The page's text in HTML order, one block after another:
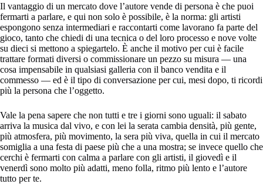
Il vantaggio di un mercato dove l’autore vende di persona è che puoi
fermarti a parlare, e qui non solo è possibile, è la norma: gli artisti
espongono senza intermediari e raccontarti come lavorano fa parte del
gioco, tanto che chiedi di una tecnica o del loro processo e nove volte
su dieci si mettono a spiegartelo. È anche il motivo per cui è facile
trattare formati diversi o commissionare un pezzo su misura — una
cosa impensabile in qualsiasi galleria con il banco vendita e il
commesso — ed è il tipo di conversazione per cui, mesi dopo, ti ricordi
più la persona che l’oggetto.
Vale la pena sapere che non tutti e tre i giorni sono uguali: il sabato
arriva la musica dal vivo, e con lei la serata cambia densità, più gente,
più atmosfera, più movimento, la sera più viva, quella in cui il mercato
somiglia a una festa di paese più che a una mostra; se invece quello che
cerchi è fermarti con calma a parlare con gli artisti, il giovedì e il
venerdì sono molto più adatti, meno folla, ritmo più lento e l’autore
tutto per te.